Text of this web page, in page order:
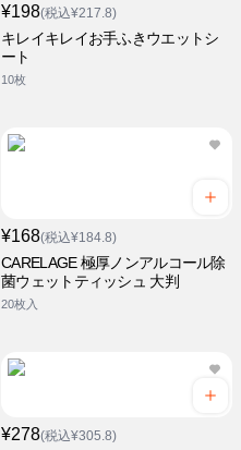
¥198(税込¥217.8)
キレイキレイお手ふきウエットシ
ート
10枚
¥168(税込¥184.8)
CARELAGE 極厚ノンアルコール除
菌ウェットティッシュ 大判
20枚入
¥278(税込¥305.8)